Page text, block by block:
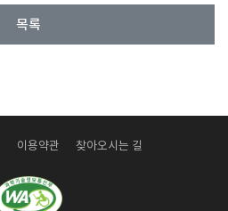
목록
이용약관 찾아오시는 길